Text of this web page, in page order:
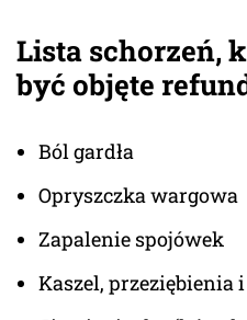
Lista schorzeń,
być objęte
Ból gardła
Opryszczka wargowa
Zapalenie spojówek
Kaszel, przeziębienia